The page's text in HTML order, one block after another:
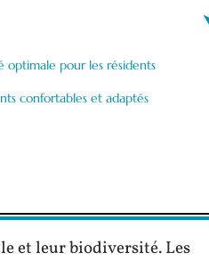
optimale pour les résidents
confortables et adaptés
et leur biodiversité. Les